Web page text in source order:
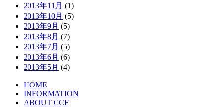
2013年11月 (1)
2013年10月 (5)
2013年9月 (5)
2013年8月 (7)
2013年7月 (5)
2013年6月 (6)
2013年5月 (4)
HOME
INFORMATION
ABOUT CCF